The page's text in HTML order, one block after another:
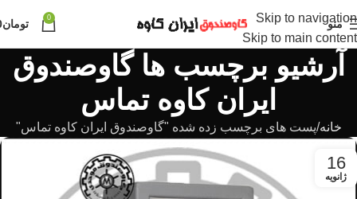
Skip to navigation
Skip to main content
منو 0 تومان
آرشیو برچسب ها گاوصندوق
ایران کاوه تماس
خانه پست های برچسب زده شده "گاوصندوق ایران کاوه تماس"
16
ژانویه